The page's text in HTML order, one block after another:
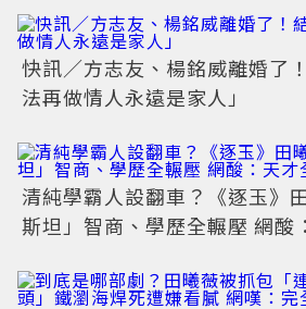
快訊／方志友、楊銘威離婚了
法再做情人永遠是家人」
清純學霸人設翻車？《逐玉》
斯坦」智商、學歷全輾壓 網酸